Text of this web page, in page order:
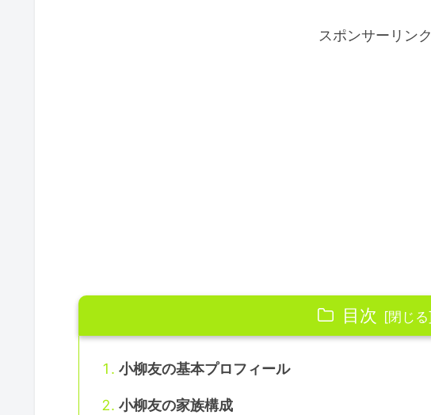
スポンサーリンク
目次
小柳友の基本プロフィール
小柳友の家族構成